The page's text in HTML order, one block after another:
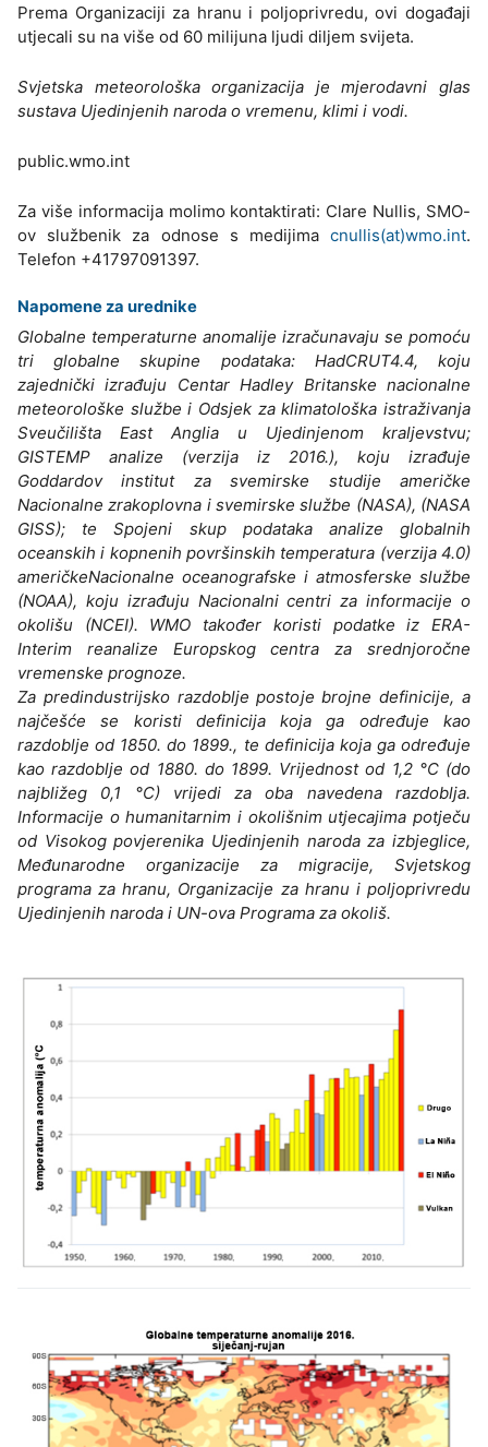
Prema Organizaciji za hranu i poljoprivredu, ovi događaji
utjecali su na više od 60 milijuna ljudi diljem svijeta.
Svjetska meteorološka organizacija je mjerodavni glas
sustava Ujedinjenih naroda o vremenu, klimi i vodi.
public.wmo.int
Za više informacija molimo kontaktirati: Clare Nullis, SMO-
ov službenik za odnose s medijima cnullis(at)wmo.int.
Telefon +41797091397.
Napomene za urednike
Globalne temperaturne anomalije izračunavaju se pomoću
tri globalne skupine podataka: HadCRUT4.4, koju
zajednički izrađuju Centar Hadley Britanske nacionalne
meteorološke službe i Odsjek za klimatološka istraživanja
Sveučilišta East Anglia u Ujedinjenom kraljevstvu;
GISTEMP analize (verzija iz 2016.), koju izrađuje
Goddardov institut za svemirske studije američke
Nacionalne zrakoplovna i svemirske službe (NASA), (NASA
GISS); te Spojeni skup podataka analize globalnih
oceanskih i kopnenih površinskih temperatura (verzija 4.0)
američkeNacionalne oceanografske i atmosferske službe
(NOAA), koju izrađuju Nacionalni centri za informacije o
okolišu (NCEI). WMO također koristi podatke iz ERA-
Interim reanalize Europskog centra za srednjoročne
vremenske prognoze.
Za predindustrijsko razdoblje postoje brojne definicije, a
najčešće se koristi definicija koja ga određuje kao
razdoblje od 1850. do 1899., te definicija koja ga određuje
kao razdoblje od 1880. do 1899. Vrijednost od 1,2 °C (do
najbližeg 0,1 °C) vrijedi za oba navedena razdoblja.
Informacije o humanitarnim i okolišnim utjecajima potječu
od Visokog povjerenika Ujedinjenih naroda za izbjeglice,
Međunarodne organizacije za migracije, Svjetskog
programa za hranu, Organizacije za hranu i poljoprivredu
Ujedinjenih naroda i UN-ova Programa za okoliš.